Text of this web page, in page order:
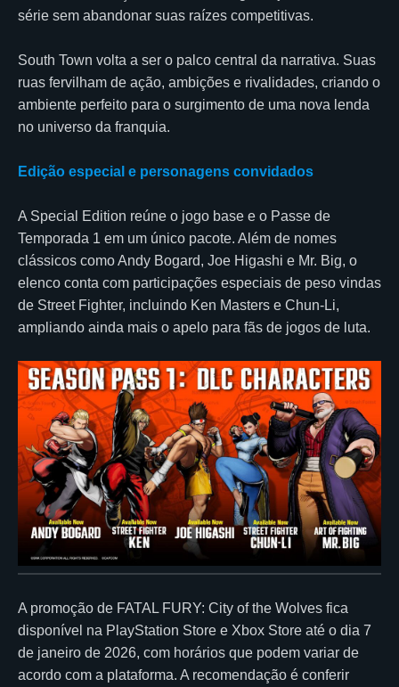
série sem abandonar suas raízes competitivas.
South Town volta a ser o palco central da narrativa. Suas
ruas fervilham de ação, ambições e rivalidades, criando o
ambiente perfeito para o surgimento de uma nova lenda
no universo da franquia.
Edição especial e personagens convidados
A Special Edition reúne o jogo base e o Passe de
Temporada 1 em um único pacote. Além de nomes
clássicos como Andy Bogard, Joe Higashi e Mr. Big, o
elenco conta com participações especiais de peso vindas
de Street Fighter, incluindo Ken Masters e Chun-Li,
ampliando ainda mais o apelo para fãs de jogos de luta.
A promoção de FATAL FURY: City of the Wolves fica
disponível na PlayStation Store e Xbox Store até o dia 7
de janeiro de 2026, com horários que podem variar de
acordo com a plataforma. A recomendação é conferir